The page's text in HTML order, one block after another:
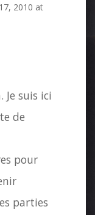
2010 at
Je suis ici
de
pour
parties